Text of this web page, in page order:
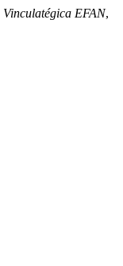
Vinculatégica EFAN,